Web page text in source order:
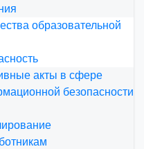
образовательной
акты в сфере
безопасности